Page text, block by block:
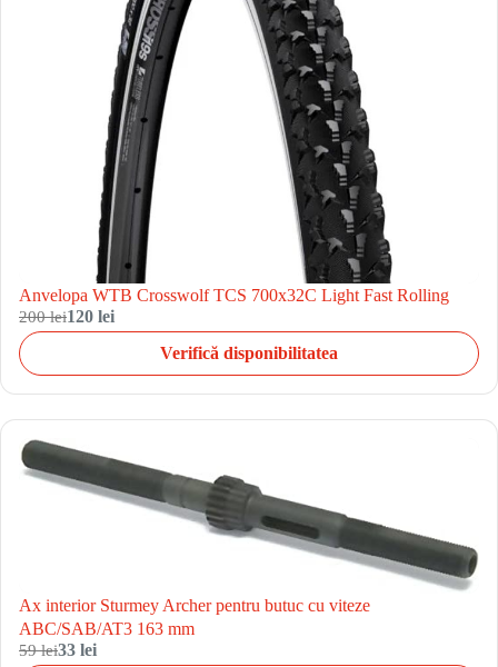
Anvelopa WTB Crosswolf TCS 700x32C Light Fast Rolling
200 lei120 lei
Verifică disponibilitatea
Ax interior Sturmey Archer pentru butuc cu viteze
ABC/SAB/AT3 163 mm
59 lei33 lei